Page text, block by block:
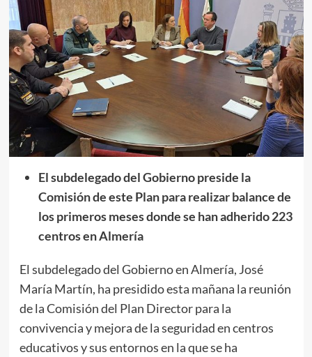
El subdelegado del Gobierno preside la
Comisión de este Plan para realizar balance de
los primeros meses donde se han adherido 223
centros en Almería
El subdelegado del Gobierno en Almería, José
María Martín, ha presidido esta mañana la reunión
de la Comisión del Plan Director para la
convivencia y mejora de la seguridad en centros
educativos y sus entornos en la que se ha